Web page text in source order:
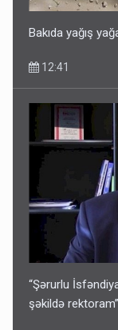
Bakıda yağış
12:41
“Şərurlu
şəkildə rektoram”